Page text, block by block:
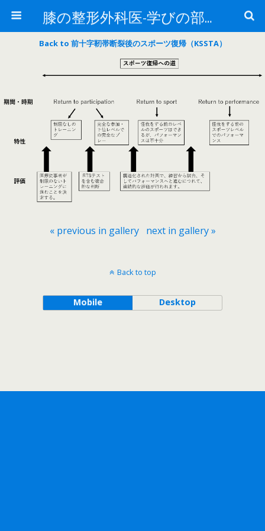
膝の整形外科医-学びの部屋-
Back to 前十字靭帯断裂後のスポーツ復帰（KSSTA）
« previous in gallery next in gallery »
Back to top
Mobile Desktop